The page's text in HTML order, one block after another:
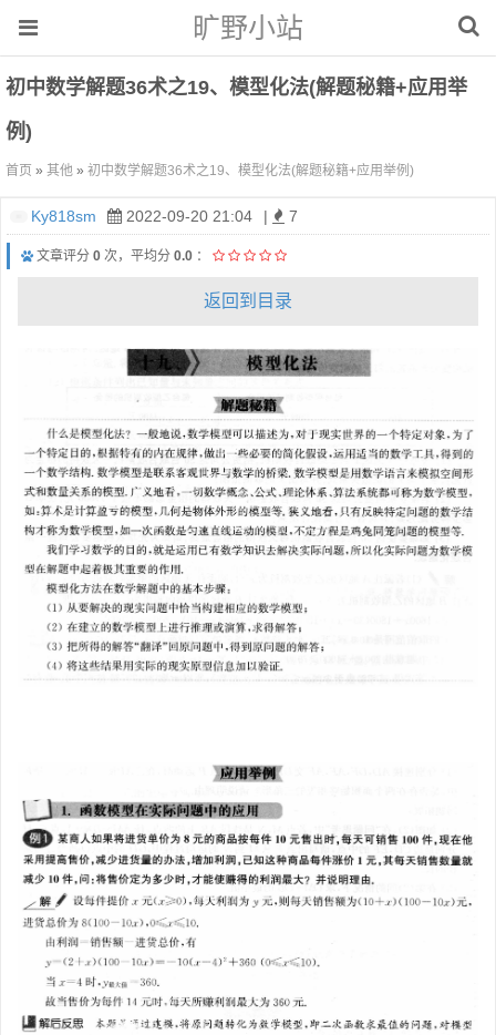
旷野小站
初中数学解题36术之19、模型化法(解题秘籍+应用举
例)
首页 » 其他 » 初中数学解题36术之19、模型化法(解题秘籍+应用举例)
Ky818sm 2022-09-20 21:04 | 7
文章评分 0 次，平均分 0.0 ：
返回到目录